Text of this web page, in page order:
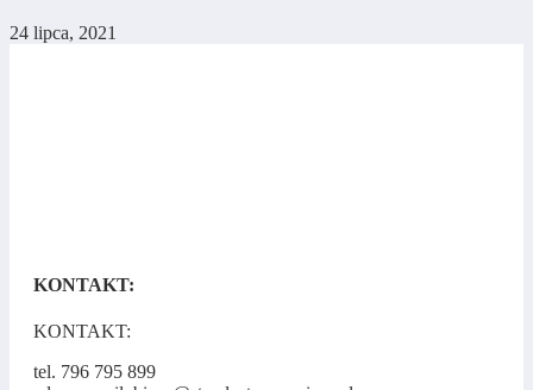
24 lipca, 2021
KONTAKT:
KONTAKT:
tel. 796 795 899